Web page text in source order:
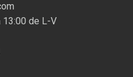
13:00 de L-V